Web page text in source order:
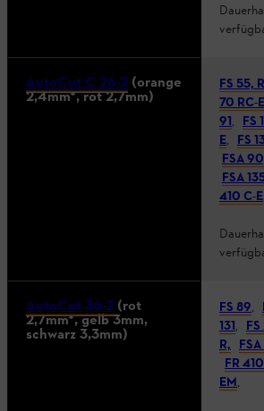
AutoCut C 26-2 (orange
2,4mm*, rot 2,7mm)
FS 55, R
70 RC-
91, FS
E, FS
FSA
FSA
410 C-E
AutoCut 36-2 (rot
2,7mm*, gelb 3mm,
schwarz 3,3mm)
FS 89,
131,
R, FSA
FR
EM,